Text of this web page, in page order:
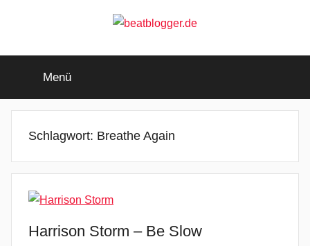
beatblogger.de
beat
goes
Menü
Schlagwort: Breathe Again
Harrison Storm – Be Slow